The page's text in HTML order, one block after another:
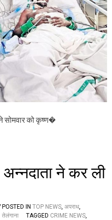
उ
द्यो
ग
श
री
र
में
का
म्स
टि
ल
रे
श
सोमवार को कृष्ण�
ने कर ली
POSTED IN TOP NEWS, अपराध,
तेलंगाना
TAGGED CRIME NEWS,